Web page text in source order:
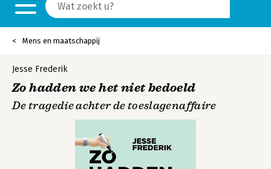
Mens en maatschappij
Jesse Frederik
Zo hadden we het niet bedoeld
De tragedie achter de toeslagenaffaire